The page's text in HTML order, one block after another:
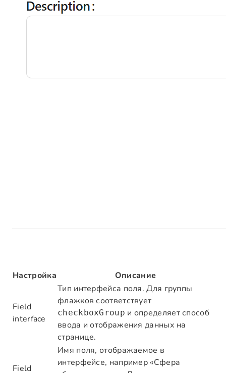
Настройка Описание
Field
interface
Тип интерфейса поля. Для группы
флажков соответствует
checkboxGroup и определяет способ
ввода и отображения данных на
странице.
Field
Имя поля, отображаемое в
интерфейсе, например «Сфера